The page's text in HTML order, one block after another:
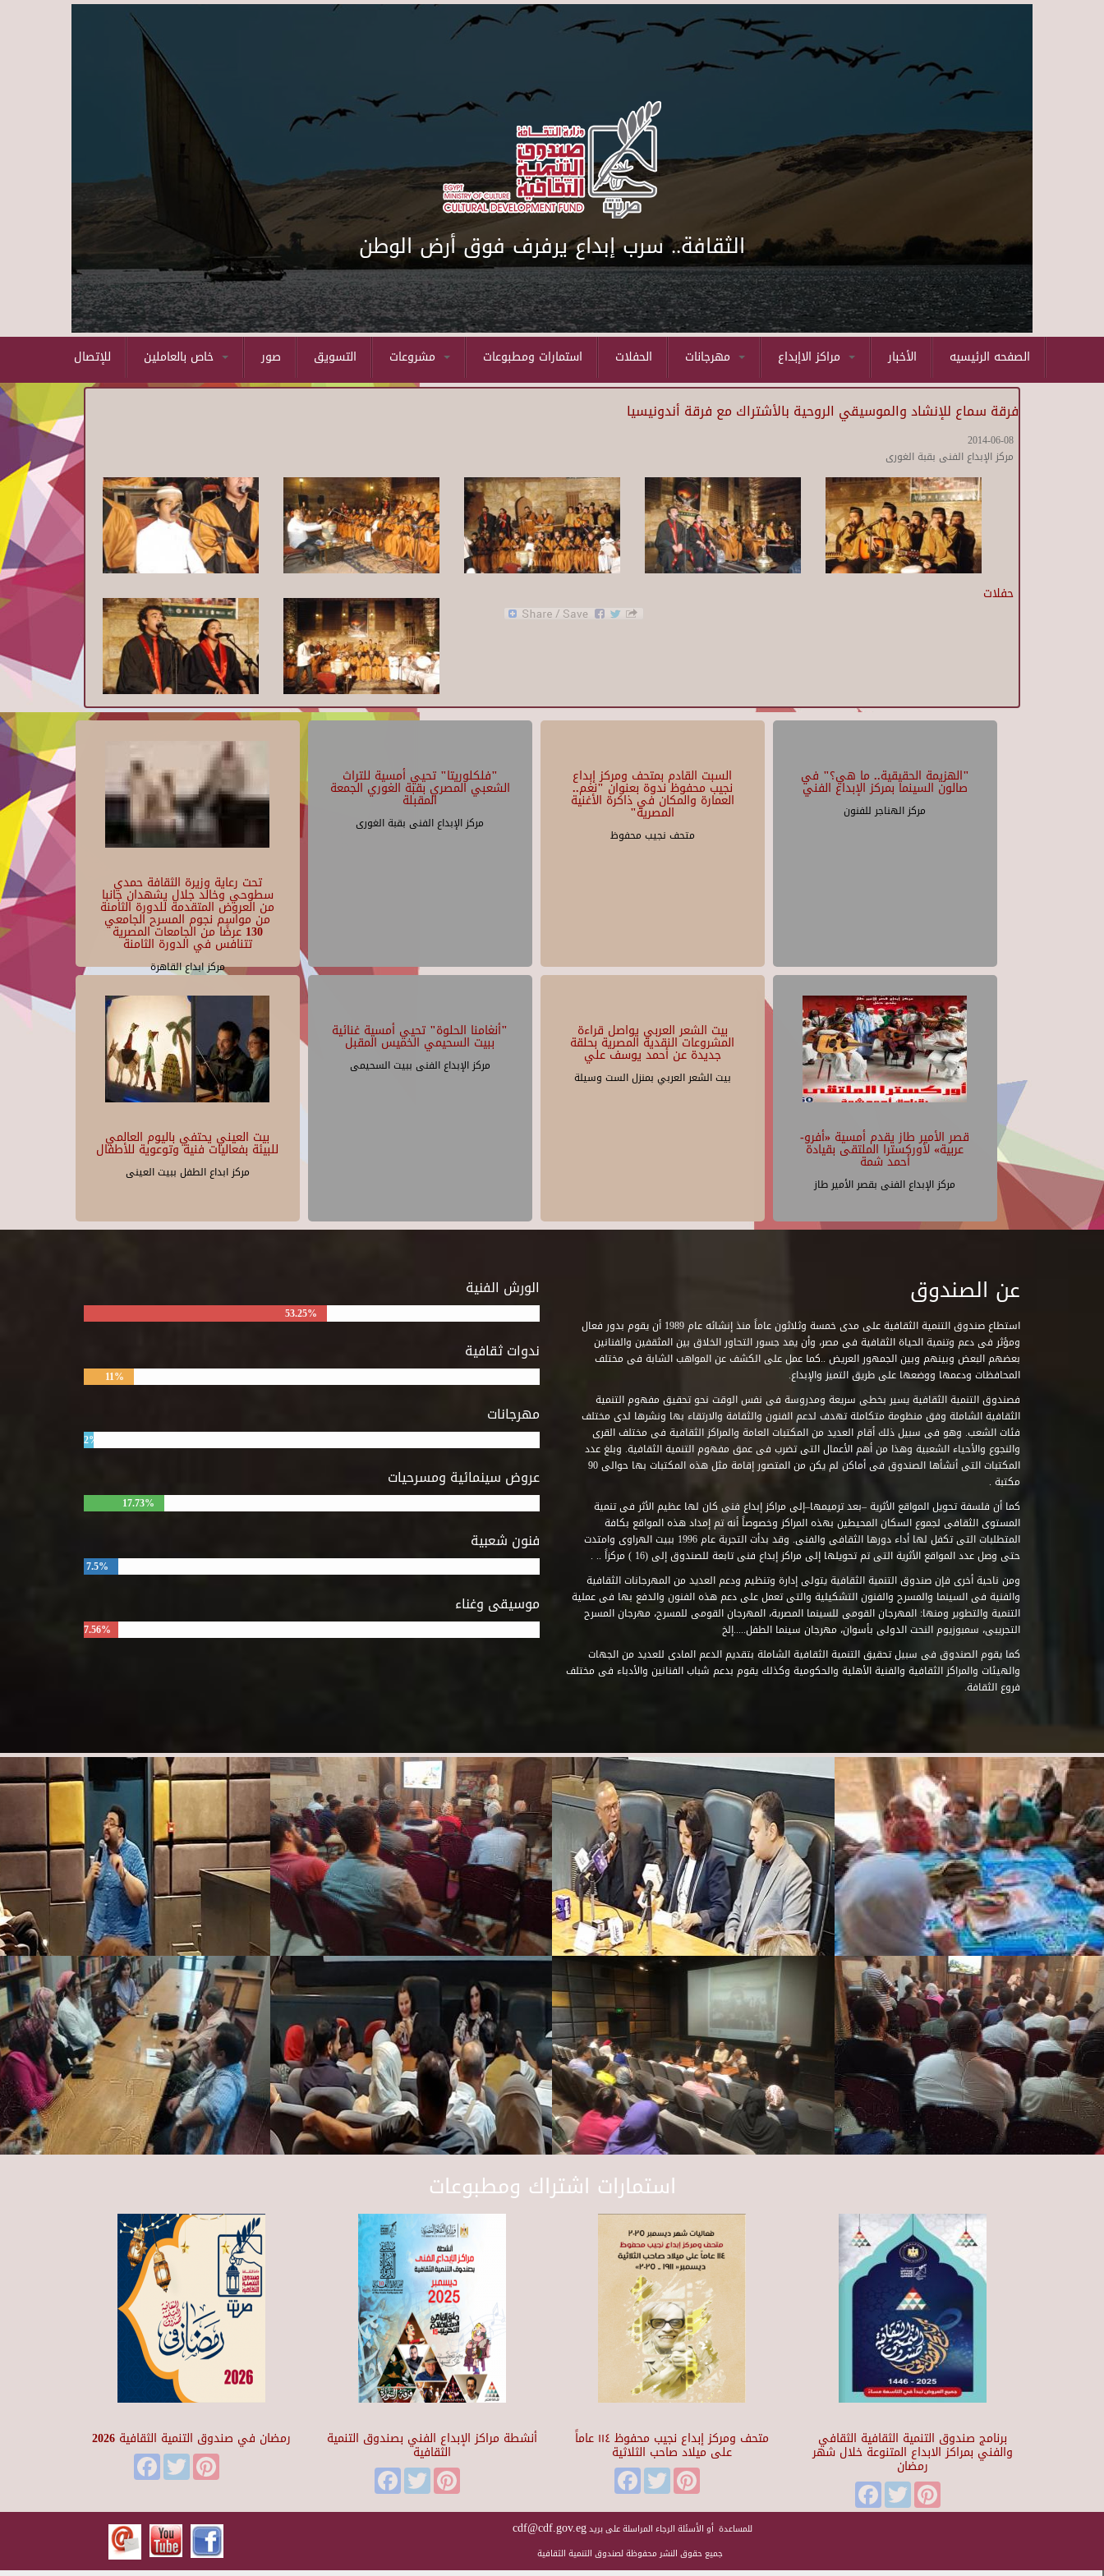
Skip to main content
الثقافة.. سرب إبداع يرفرف فوق أرض الوطن
للإتصال صور التسويق استمارات ومطبوعات الحفلات الأخبار الصفحه الرئيسيه
فرقة سماع للإنشاد والموسيقي الروحية بالأشتراك مع فرقة أندونيسيا
2014-06-08
مركز الإبداع الفنى بقبة الغورى
حفلات
تحت رعاية وزيرة الثقافة حمدي
سطوحي وخالد جلال يشهدان جانبا
من العروض المتقدمة للدورة الثامنة
من مواسم نجوم المسرح الجامعي
130 عرضًا من الجامعات المصرية
تتنافس في الدورة الثامنة
مركز ابداع القاهرة
"فلكلوريتا" تحيي أمسية للتراث
الشعبي المصري بقبة الغوري الجمعة
المقبلة
مركز الإبداع الفنى بقبة الغورى
السبت القادم بمتحف ومركز إبداع
نجيب محفوظ ندوة بعنوان "نغم..
العمارة والمكان في ذاكرة الأغنية
المصرية"
متحف نجيب محفوظ
"الهزيمة الحقيقية.. ما هي؟" في
صالون السينما بمركز الإبداع الفني
مركز الهناجر للفنون
بيت العيني يحتفي باليوم العالمي
للبيئة بفعاليات فنية وتوعوية للأطفال
مركز ابداع الطفل ببيت العينى
"أنغامنا الحلوة" تحيي أمسية غنائية
ببيت السحيمي الخميس المقبل
مركز الإبداع الفنى ببيت السحيمى
بيت الشعر العربي يواصل قراءة
المشروعات النقدية المصرية بحلقة
جديدة عن أحمد يوسف علي
بيت الشعر العربي بمنزل الست وسيلة
قصر الأمير طاز يقدم أمسية «أفرو-
عربية» لأوركسترا الملتقى بقيادة
أحمد شمة
مركز الإبداع الفنى بقصر الأمير طاز
الورش الفنية
53.25%
ندوات ثقافية
11%
مهرجانات
2%
عروض سينمائية ومسرحيات
17.73%
فنون شعبية
7.5%
موسيقى وغناء
7.56%
عن الصندوق
استطاع صندوق التنمية الثقافية على مدى خمسة وثلاثون عاماً منذ إنشائه عام 1989 أن يقوم بدور فعال
ومؤثر فى دعم وتنمية الحياة الثقافية فى مصر، وأن يمد جسور التحاور الخلاق بين المثقفين والفنانين
بعضهم البعض وبينهم وبين الجمهور العريض ..كما عمل على الكشف عن المواهب الشابة فى مختلف
المحافظات ودعمها ووضعها على طريق التميز والإبداع.
فصندوق التنمية الثقافية يسير بخطى سريعة ومدروسة فى نفس الوقت نحو تحقيق مفهوم التنمية
الثقافية الشاملة وفق منظومة متكاملة تهدف لدعم الفنون والثقافة والارتقاء بها ونشرها لدى مختلف
فئات الشعب. وهو فى سبيل ذلك أقام العديد من المكتبات العامة والمراكز الثقافية فى مختلف القرى
والنجوع والأحياء الشعبية وهذا من أهم الأعمال التى تضرب فى عمق مفهوم التنمية الثقافية. وبلغ عدد
المكتبات التى أنشأها الصندوق فى أماكن لم يكن من المتصور إقامة مثل هذه المكتبات بها حوالى 90
مكتبة .
كما أن فلسفة تحويل المواقع الأثرية –بعد ترميمها–إلى مراكز إبداع فنى كان لها عظيم الأثر فى تنمية
المستوى الثقافى لجموع السكان المحيطين بهذه المراكز وخصوصاً أنه تم إمداد هذه المواقع بكافة
المتطلبات التى تكفل لها أداء دورها الثقافى والفنى. وقد بدأت التجربة عام 1996 ببيت الهراوى وامتدت
حتى وصل عدد المواقع الأثرية التى تم تحويلها إلى مراكز إبداع فنى تابعة للصندوق إلى (16 ) مركزاً .. .
ومن ناحية أخرى فإن صندوق التنمية الثقافية يتولى إدارة وتنظيم ودعم العديد من المهرجانات الثقافية
والفنية فى السينما والمسرح والفنون التشكيلية والتى تعمل على دعم هذه الفنون والدفع بها فى عملية
التنمية والتطوير ومنها: المهرجان القومى للسينما المصرية، المهرجان القومى للمسرح، مهرجان المسرح
التجريبى، سمبوزيوم النحت الدولى بأسوان، مهرجان سينما الطفل.....إلخ
كما يقوم الصندوق فى سبيل تحقيق التنمية الثقافية الشاملة بتقديم الدعم المادى للعديد من الجهات
والهيئات والمراكز الثقافية والفنية الأهلية والحكومية وكذلك يقوم بدعم شباب الفنانين والأدباء فى مختلف
فروع الثقافة.
استمارات اشتراك ومطبوعات
رمضان في صندوق التنمية الثقافية 2026
FacebookTwitter
أنشطة مراكز الإبداع الفني بصندوق التنمية
الثقافية
FacebookTwitterPinterest
متحف ومركز إبداع نجيب محفوظ ١١٤ عاماً
على ميلاد صاحب الثلاثية
FacebookTwitter
برنامج صندوق التنمية الثقافية الثقافي
والفني بمراكز الابداع المتنوعة خلال شهر
رمضان
FacebookTwitterPinterest
للمساعدة أو الأسئلة الرجاء المراسلة على بريدcdf@cdf.gov.eg
جميع حقوق النشر محفوظة لصندوق التنمية الثقافية